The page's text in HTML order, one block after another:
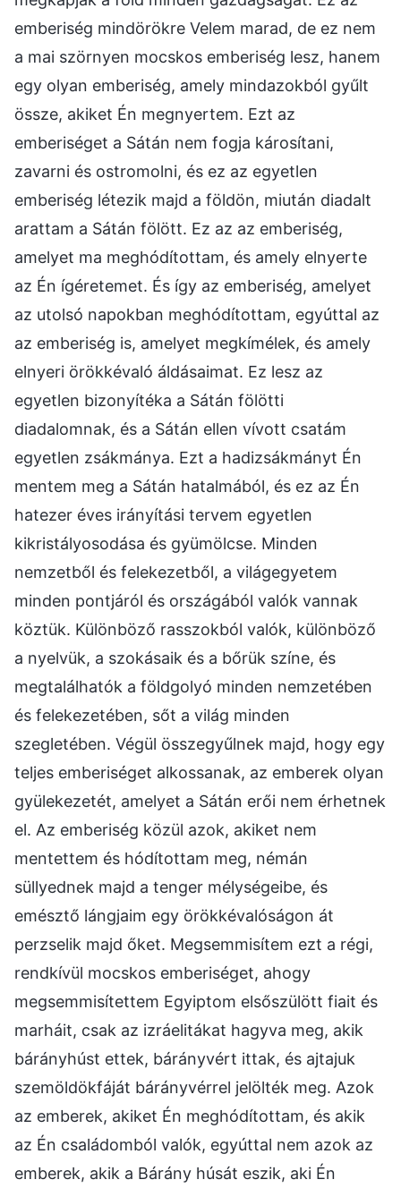
emberiség mindörökre Velem marad, de ez nem
a mai szörnyen mocskos emberiség lesz, hanem
egy olyan emberiség, amely mindazokból gyűlt
össze, akiket Én megnyertem. Ezt az
emberiséget a Sátán nem fogja károsítani,
zavarni és ostromolni, és ez az egyetlen
emberiség létezik majd a földön, miután diadalt
arattam a Sátán fölött. Ez az az emberiség,
amelyet ma meghódítottam, és amely elnyerte
az Én ígéretemet. És így az emberiség, amelyet
az utolsó napokban meghódítottam, egyúttal az
az emberiség is, amelyet megkímélek, és amely
elnyeri örökkévaló áldásaimat. Ez lesz az
egyetlen bizonyítéka a Sátán fölötti
diadalomnak, és a Sátán ellen vívott csatám
egyetlen zsákmánya. Ezt a hadizsákmányt Én
mentem meg a Sátán hatalmából, és ez az Én
hatezer éves irányítási tervem egyetlen
kikristályosodása és gyümölcse. Minden
nemzetből és felekezetből, a világegyetem
minden pontjáról és országából valók vannak
köztük. Különböző rasszokból valók, különböző
a nyelvük, a szokásaik és a bőrük színe, és
megtalálhatók a földgolyó minden nemzetében
és felekezetében, sőt a világ minden
szegletében. Végül összegyűlnek majd, hogy egy
teljes emberiséget alkossanak, az emberek olyan
gyülekezetét, amelyet a Sátán erői nem érhetnek
el. Az emberiség közül azok, akiket nem
mentettem és hódítottam meg, némán
süllyednek majd a tenger mélységeibe, és
emésztő lángjaim egy örökkévalóságon át
perzselik majd őket. Megsemmisítem ezt a régi,
rendkívül mocskos emberiséget, ahogy
megsemmisítettem Egyiptom elsőszülött fiait és
marháit, csak az izráelitákat hagyva meg, akik
bárányhúst ettek, bárányvért ittak, és ajtajuk
szemöldökfáját bárányvérrel jelölték meg. Azok
az emberek, akiket Én meghódítottam, és akik
az Én családomból valók, egyúttal nem azok az
emberek, akik a Bárány húsát eszik, aki Én